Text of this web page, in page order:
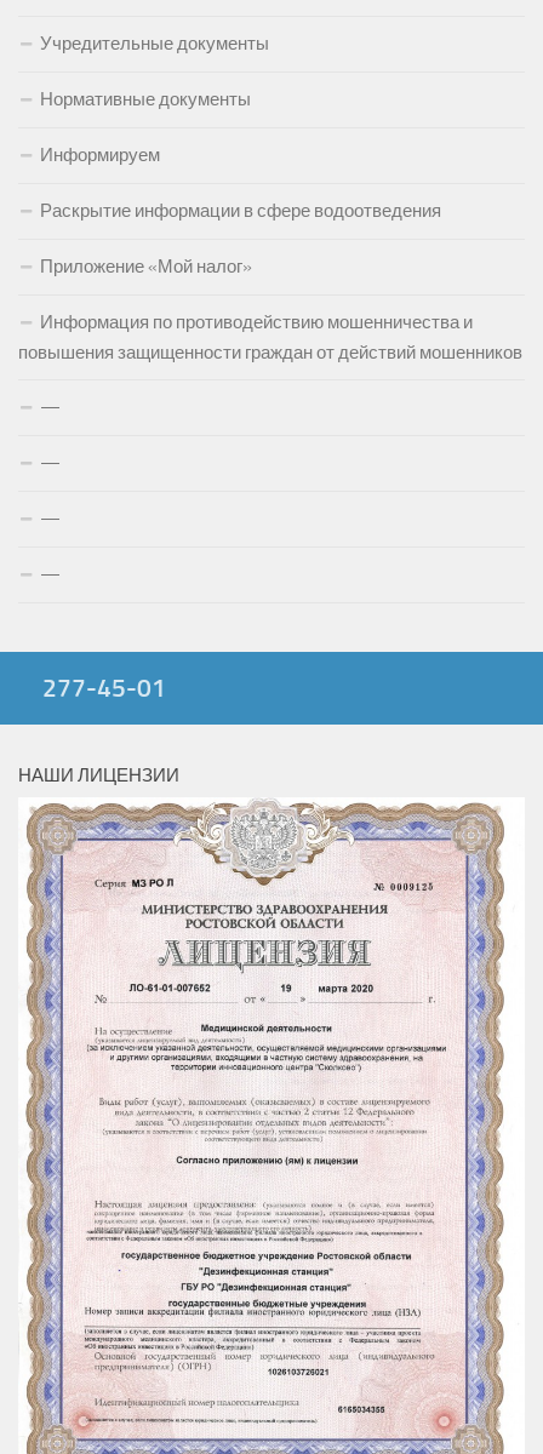
Учредительные документы
Нормативные документы
Информируем
Раскрытие информации в сфере водоотведения
Приложение «Мой налог»
Информация по противодействию мошенничества и
повышения защищенности граждан от действий мошенников
—
—
—
—
277-45-01
НАШИ ЛИЦЕНЗИИ